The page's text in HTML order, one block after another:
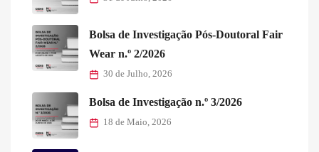
Bolsa de Investigação Pós-Doutoral Fair
Wear n.º 2/2026
30 de Julho, 2026
Bolsa de Investigação n.º 3/2026
18 de Maio, 2026